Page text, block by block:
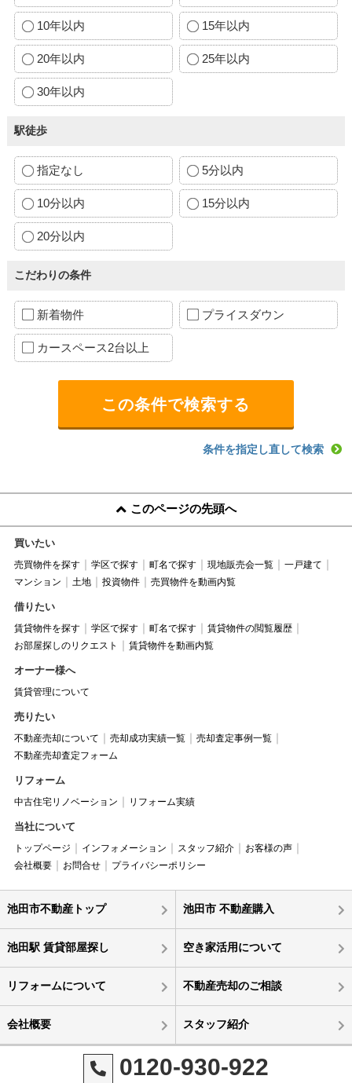
10年以内 15年以内
20年以内 25年以内
30年以内
駅徒歩
指定なし 5分以内
10分以内 15分以内
20分以内
こだわりの条件
新着物件 プライスダウン
カースペース2台以上
条件を指定し直して検索
このページの先頭へ
買いたい
売買物件を探す 学区で探す 町名で探す 現地販売会一覧
一戸建て
マンション
土地 投資物件 売買物件を動画内覧
借りたい
賃貸物件を探す 学区で探す 町名で探す
賃貸物件の閲覧履歴
お部屋探しのリクエスト
賃貸物件を動画内覧
オーナー様へ
賃貸管理について
売りたい
不動産売却について 売却成功実績一覧
売却査定事例一覧
不動産売却査定フォーム
リフォーム
中古住宅リノベーション リフォーム実績
当社について
トップページ インフォメーション スタッフ紹介
お客様の声
会社概要
お問合せ プライバシーポリシー
池田市不動産トップ 池田市 不動産購入
池田駅 賃貸部屋探し 空き家活用について
リフォームについて 不動産売却のご相談
会社概要 スタッフ紹介
0120-930-922